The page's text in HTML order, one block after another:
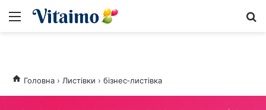
Меню
Головна › Листівки › бізнес‑листівка